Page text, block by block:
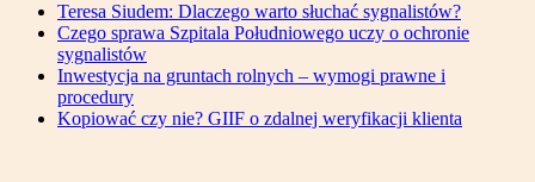
Teresa Siudem: Dlaczego warto słuchać sygnalistów?
Czego sprawa Szpitala Południowego uczy o ochronie
sygnalistów
Inwestycja na gruntach rolnych – wymogi prawne i
procedury
Kopiować czy nie? GIIF o zdalnej weryfikacji klienta